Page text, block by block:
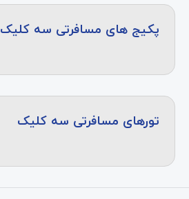
پکیج های مسافرتی سه کلیک
تورهای مسافرتی سه کلیک